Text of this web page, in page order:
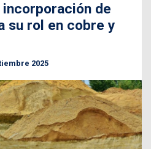
incorporación de
su rol en cobre y
2025